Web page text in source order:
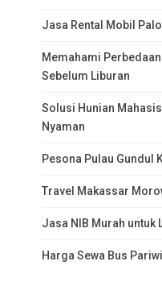
Jasa Rental Mobil
Memahami
Sebelum Liburan
Solusi Hunian
Nyaman
Pesona Pulau Gundul
Travel Makassar
Jasa NIB Murah untuk
Harga Sewa Bus